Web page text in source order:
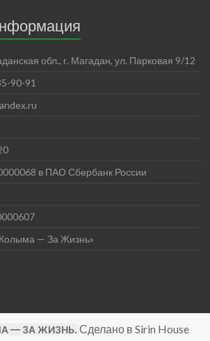
обл., г. Магадан, ул. Парковая 9/12
90-91
в ПАО Сбербанк России
— За Жизнь»
— ЗА ЖИЗНЬ. Сделано в Sirin House